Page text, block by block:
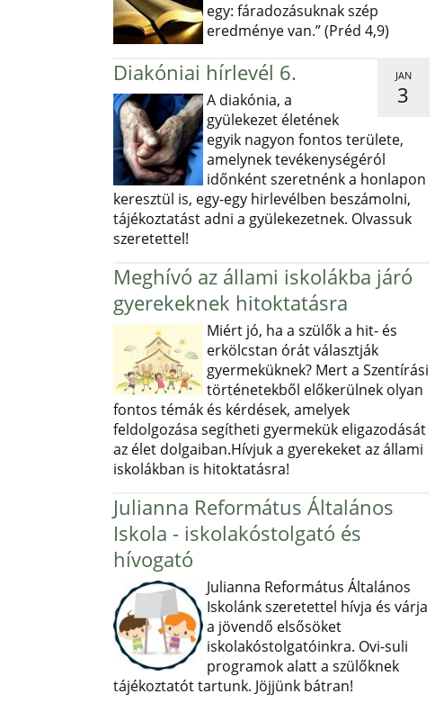
egy: fáradozásuknak szép
eredménye van.” (Préd 4,9)
JAN
3
Diakóniai hírlevél 6.
A diakónia, a
gyülekezet életének
egyik nagyon fontos területe,
amelynek tevékenységéról
időnként szeretnénk a honlapon
keresztül is, egy-egy hirlevélben beszámolni,
tájékoztatást adni a gyülekezetnek. Olvassuk
szeretettel!
Meghívó az állami iskolákba járó
gyerekeknek hitoktatásra
Miért jó, ha a szülők a hit- és
erkölcstan órát választják
gyermeküknek? Mert a Szentírási
történetekből előkerülnek olyan
fontos témák és kérdések, amelyek
feldolgozása segítheti gyermekük eligazodását
az élet dolgaiban.Hívjuk a gyerekeket az állami
iskolákban is hitoktatásra!
Julianna Református Általános
Iskola - iskolakóstolgató és
hívogató
Julianna Református Általános
Iskolánk szeretettel hívja és várja
a jövendő elsősöket
iskolakóstolgatóinkra. Ovi-suli
programok alatt a szülőknek
tájékoztatót tartunk. Jöjjünk bátran!